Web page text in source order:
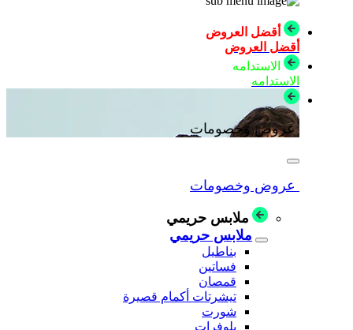
أقضل العروض
أقضل العروض
الاستدامه
الاستدامه
عروض وخصومات
عروض وخصومات
ملابس حريمي
ملابس حريمي
بناطيل
فساتين
قمصان
تيشرتات أكمام قصيرة
شورت
بلوفرات